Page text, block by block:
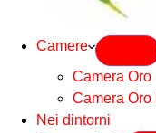
Camere
Camera Oro
Camera Oro II
Nei dintorni